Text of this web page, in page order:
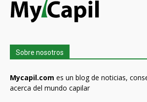
Sobre nosotros
Mycapil.com es un blog de noticias,
acerca del mundo capilar